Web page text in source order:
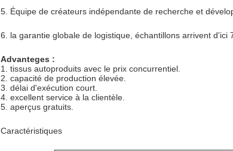
5. Équipe de créateurs indépendante de recherche et
6. la garantie globale de logistique, échantillons arrivent d'ici
Advanteges :
1. tissus autoproduits avec le prix concurrentiel.
2. capacité de production élevée.
3. délai d'exécution court.
4. excellent service à la clientèle.
5. aperçus gratuits.
Caractéristiques